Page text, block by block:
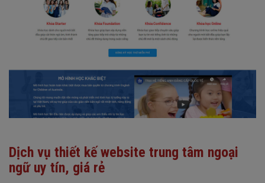
Dịch vụ thiết kế website trung tâm ngoại
ngữ uy tín, giá rẻ